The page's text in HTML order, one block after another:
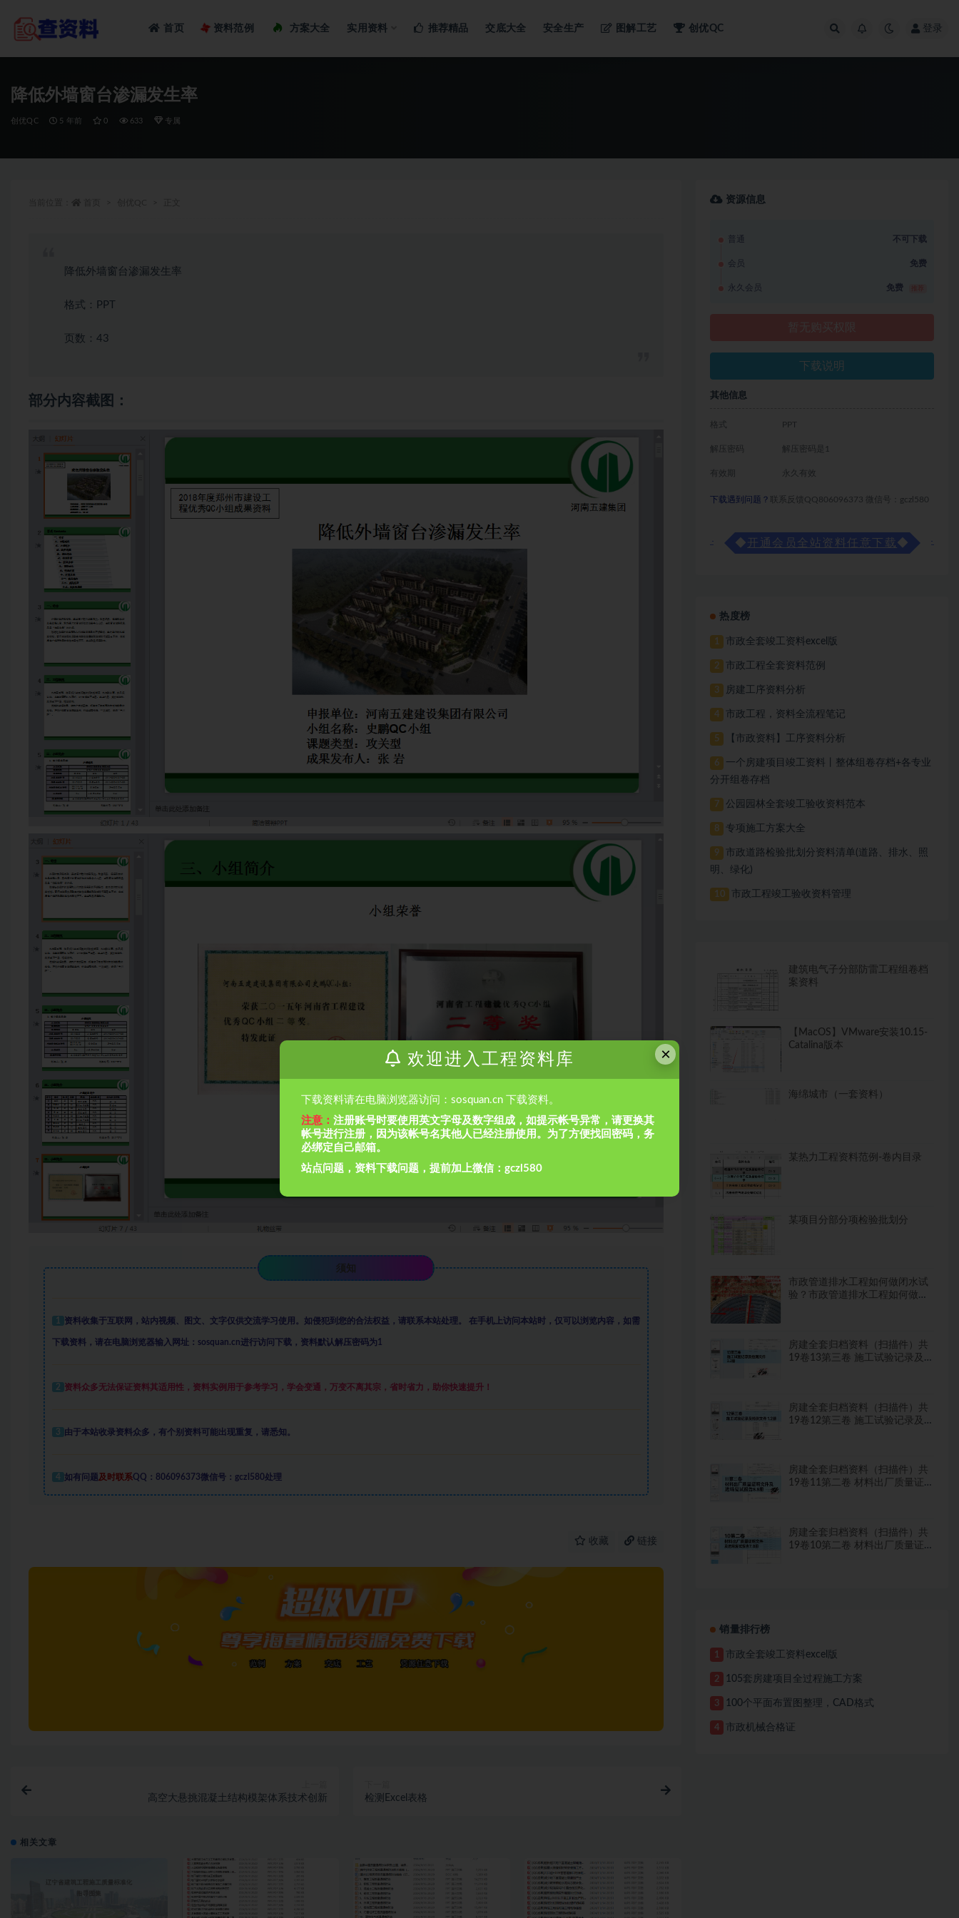
首页 资料范例 Loading…
方案大全 实用资料 推荐精品 交底大全 安全生产 图解工艺 创优QC 登录
降低外墙窗台渗漏发生率
创优QC 5 年前 0 633 专属
降低外墙窗台渗漏发生率
格式：PPT
页数：43
部分内容截图：
须知
1 资料收集于互联网 ， 站内视频、图文、文字仅供交流学习使用。如侵犯到您的合法权益，请联系本站处理。 在手机上访问本站时，仅可以浏览内容，如需
下载资料，请在电脑浏览器输入网址：sosquan.cn进行访问下载， 资料默认解压密码为1
2 资料众多无法保证资料其适用性，资料实例 用于参考学习，学会变通，万变不离其宗，省时省力，助你快速提升！
3 由于本站收录资料众多，有个别资料可能出现重复，请悉知。
4 如有问题及时联系QQ：806096373微信号：gczl580处理
收藏 链接
高空大悬挑混凝土结构模架体系技术创新 检测Excel表格
相关文章
资源信息
普通 不可下载
会员 免费
永久会员 免费
下载说明
其他信息
格式 PPT
解压密码 解压密码是1
有效期 永久有效
下载遇到问题？ 联系反馈QQ806096373 微信号：gczl580
◆ 开通会员全站资料任意下载◆
热度榜
1 市政全套竣工资料excel版
2 市政工程全套资料范例
3 房建工序资料分析
4 市政工程，资料全流程笔记
5 【市政资料】工序资料分析
6
一个房建项目竣工资料丨整体组卷存档+各专业
分开组卷存档
7 公园园林全套竣工验收资料范本
8 专项施工方案大全
9
市政道路检验批划分资料清单(道路、排水、照
明、绿化)
10 市政工程竣工验收资料管理
建筑电气子分部防雷工程组卷档
案资料
【MacOS】VMware安装10.15-
Catalina版本
海绵城市（一套资料）
某热力工程资料范例-卷内目录
某项目分部分项检验批划分
市政管道排水工程如何做闭水试
验？市政管道排水工程如何做闭
房建全套归档资料（扫描件）共
19卷13第三卷 施工试验记录及
房建全套归档资料（扫描件）共
19卷12第三卷 施工试验记录及
房建全套归档资料（扫描件）共
19卷11第二卷 材料出厂质量证
房建全套归档资料（扫描件）共
19卷10第二卷 材料出厂质量证
销量排行榜
1 市政全套竣工资料excel版
2 105套房建项目全过程施工方案
3 100个平面布置图整理，CAD格式
4 市政机械合格证
×
欢迎进入工程资料库
下载资料请在电脑浏览器访问：sosquan.cn 下载资料。
注意： 注册账号时要使用英文字母及数字组成，如提示帐号异常，请更换其
帐号进行注册，因为该帐号名其他人已经注册使用。为了方便找回密码，务
必绑定自己邮箱。
站点问题，资料下载问题，提前加上微信：gczl580